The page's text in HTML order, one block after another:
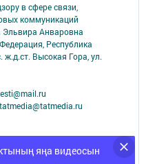
яңа видеосын
в сфере связи,
коммуникаций
Анваровна
Республика
ж.д.ст. Высокая Гора, ул.
для персонализации сервисов и